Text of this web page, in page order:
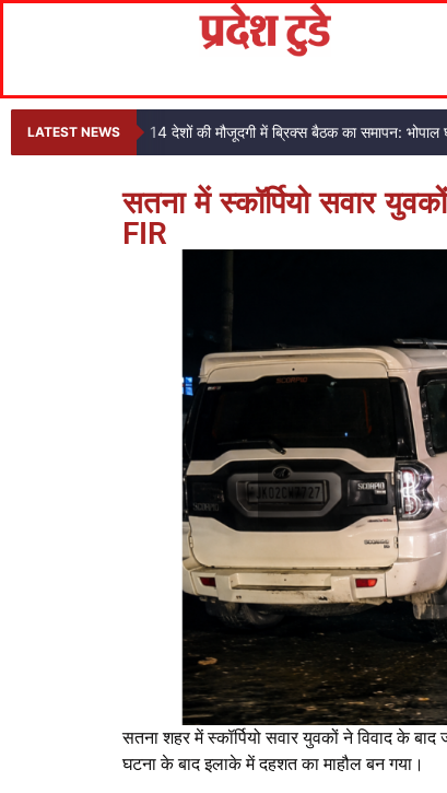
LATEST NEWS 14 देशों की मौजूदगी में ब्रिक्स बैठक का समापन: भोपाल
सतना में स्कॉर्पियो सवार
FIR
सतना शहर में स्कॉर्पियो सवार युवकों ने विवाद के
घटना के बाद इलाके में दहशत का माहौल बन गया।